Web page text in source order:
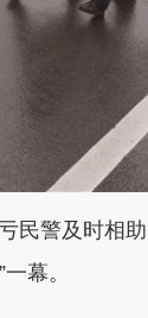
警及时相助
幕。